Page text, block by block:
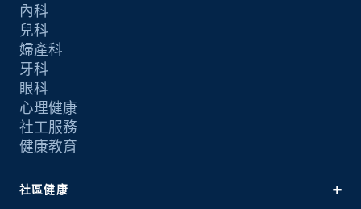
內科
兒科
婦產科
牙科
眼科
心理健康
社工服務
健康教育
社區健康